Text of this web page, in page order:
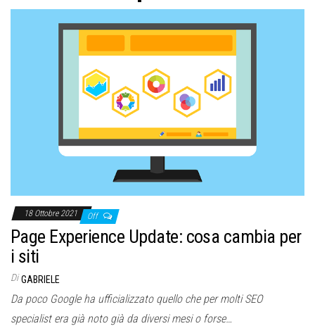
18 Ottobre 2021 Off
Page Experience Update: cosa cambia per
i siti
Di GABRIELE
Da poco Google ha ufficializzato quello che per molti SEO
specialist era già noto già da diversi mesi o forse…